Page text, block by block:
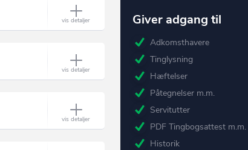
Giver adgang til
Adkomsthavere
Tinglysning
Hæftelser
Påtegnelser m.m.
Servitutter
PDF Tingbogsattest m.m.
Historik